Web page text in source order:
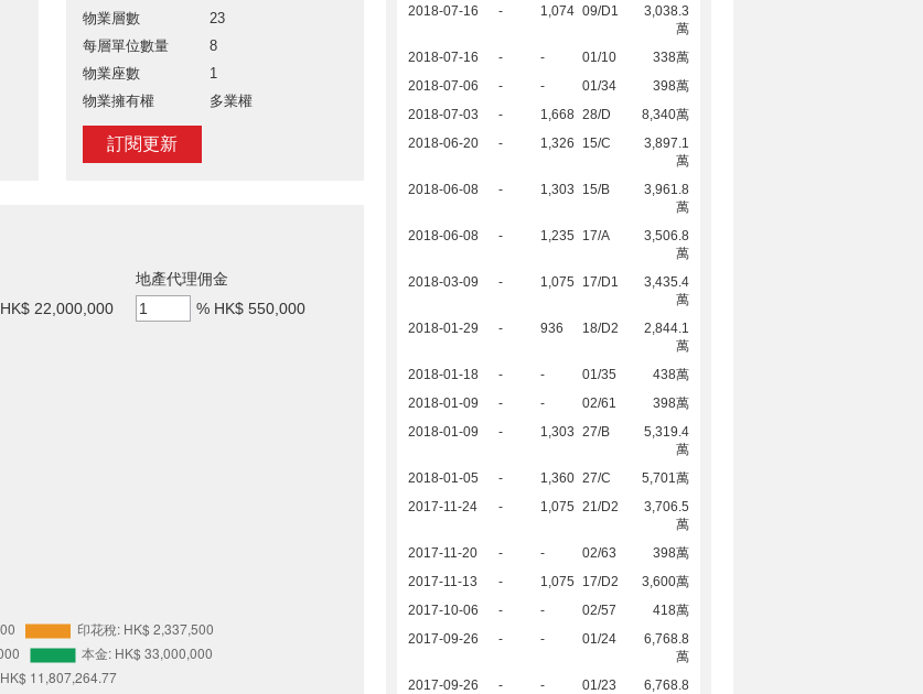
物業層數
23
每層單位數量
8
物業座數
1
物業擁有權
多業權
訂閱更新
2018-07-16
- 1,074 09/D1
3,038.3
萬
2018-07-16
- - 01/10
338萬
2018-07-06
- - 01/34
398萬
2018-07-03
- 1,668 28/D
8,340萬
2018-06-20
- 1,326 15/C
3,897.1
萬
2018-06-08
- 1,303 15/B
3,961.8
萬
2018-06-08
- 1,235 17/A
3,506.8
萬
2018-03-09
- 1,075 17/D1
3,435.4
萬
2018-01-29
- 936 18/D2
2,844.1
萬
2018-01-18
- - 01/35
438萬
2018-01-09
- - 02/61
398萬
2018-01-09
- 1,303 27/B
5,319.4
萬
2018-01-05
- 1,360 27/C
5,701萬
2017-11-24
- 1,075 21/D2
3,706.5
萬
2017-11-20
- - 02/63
398萬
2017-11-13
- 1,075 17/D2
3,600萬
2017-10-06
- - 02/57
418萬
2017-09-26
- - 01/24
6,768.8
萬
2017-09-26
- - 01/23
6,768.8
HK$ 22,000,000
地產代理佣金
% HK$ 550,000